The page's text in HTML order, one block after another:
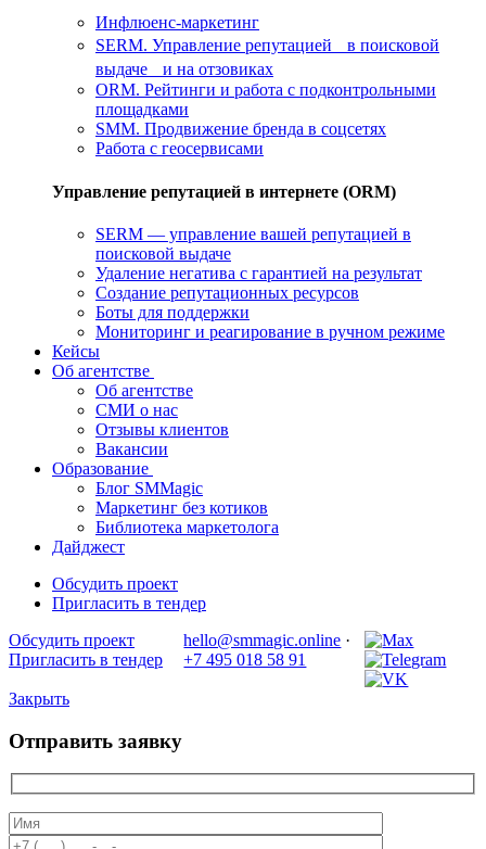
Инфлюенс-маркетинг
SERM. Управление репутацией в поисковой
выдаче и на отзовиках
ORM. Рейтинги и работа с подконтрольными
площадками
SMM. Продвижение бренда в соцсетях
Работа с геосервисами
Управление репутацией в интернете (ORM)
SERM — управление вашей репутацией в
поисковой выдаче
Удаление негатива с гарантией на результат
Создание репутационных ресурсов
Боты для поддержки
Мониторинг и реагирование в ручном режиме
Кейсы
Об агентстве
Об агентстве
СМИ о нас
Отзывы клиентов
Вакансии
Образование
Блог SMMagic
Маркетинг без котиков
Библиотека маркетолога
Дайджест
Обсудить проект
Пригласить в тендер
Обсудить проект
Пригласить в тендер
hello@smmagic.online ·
+7 495 018 58 91
Закрыть
Отправить заявку